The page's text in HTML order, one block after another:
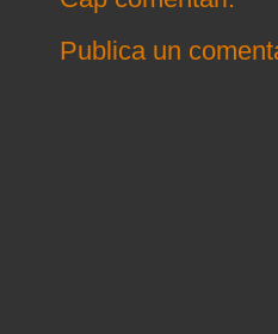
Publica un